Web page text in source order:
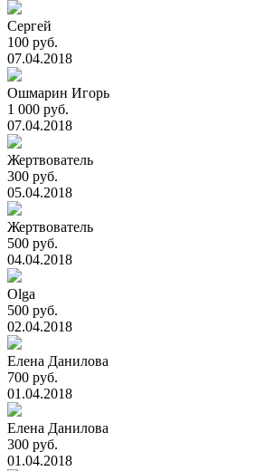
Сергей
100 руб.
07.04.2018
Ошмарин Игорь
1 000 руб.
07.04.2018
Жертвователь
300 руб.
05.04.2018
Жертвователь
500 руб.
04.04.2018
Olga
500 руб.
02.04.2018
Елена Данилова
700 руб.
01.04.2018
Елена Данилова
300 руб.
01.04.2018